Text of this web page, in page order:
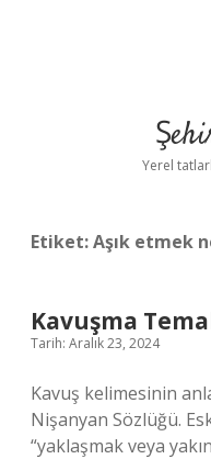
Yerel
Etiket:Aşık etmek
Kavuşma
Tarih: Aralık 23, 2024
Kavuş kelimesinin
Nişanyan Sözlüğü.
“yaklaşmak veya